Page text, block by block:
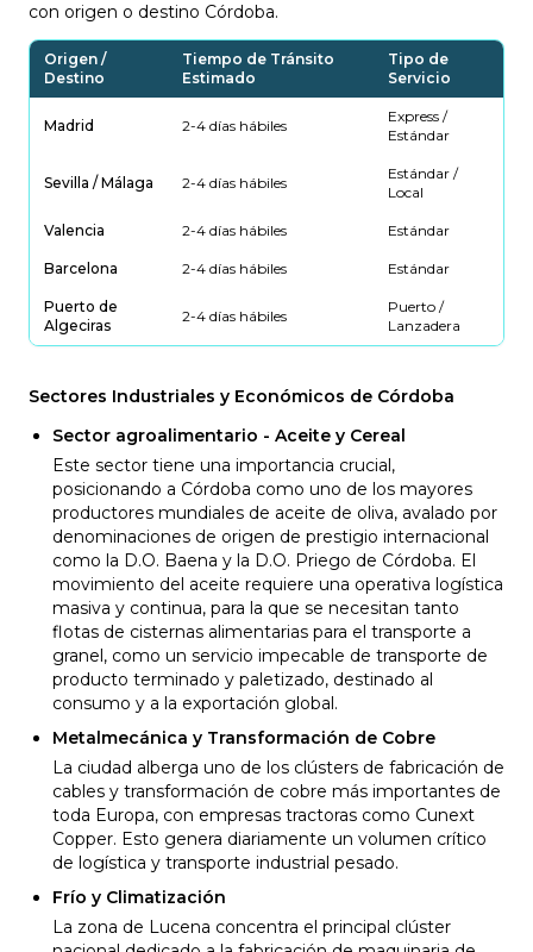
con origen o destino Córdoba.
Origen /
Destino
Tiempo de Tránsito
Estimado
Tipo de
Servicio
Madrid 2-4 días hábiles
Express /
Estándar
Sevilla / Málaga 2-4 días hábiles
Estándar /
Local
Valencia 2-4 días hábiles Estándar
Barcelona 2-4 días hábiles Estándar
Puerto de
Algeciras
2-4 días hábiles
Puerto /
Lanzadera
Sectores Industriales y Económicos de Córdoba
Sector agroalimentario - Aceite y Cereal
Este sector tiene una importancia crucial,
posicionando a Córdoba como uno de los mayores
productores mundiales de aceite de oliva, avalado por
denominaciones de origen de prestigio internacional
como la D.O. Baena y la D.O. Priego de Córdoba. El
movimiento del aceite requiere una operativa logística
masiva y continua, para la que se necesitan tanto
flotas de cisternas alimentarias para el transporte a
granel, como un servicio impecable de transporte de
producto terminado y paletizado, destinado al
consumo y a la exportación global.
Metalmecánica y Transformación de Cobre
La ciudad alberga uno de los clústers de fabricación de
cables y transformación de cobre más importantes de
toda Europa, con empresas tractoras como Cunext
Copper. Esto genera diariamente un volumen crítico
de logística y transporte industrial pesado.
Frío y Climatización
La zona de Lucena concentra el principal clúster